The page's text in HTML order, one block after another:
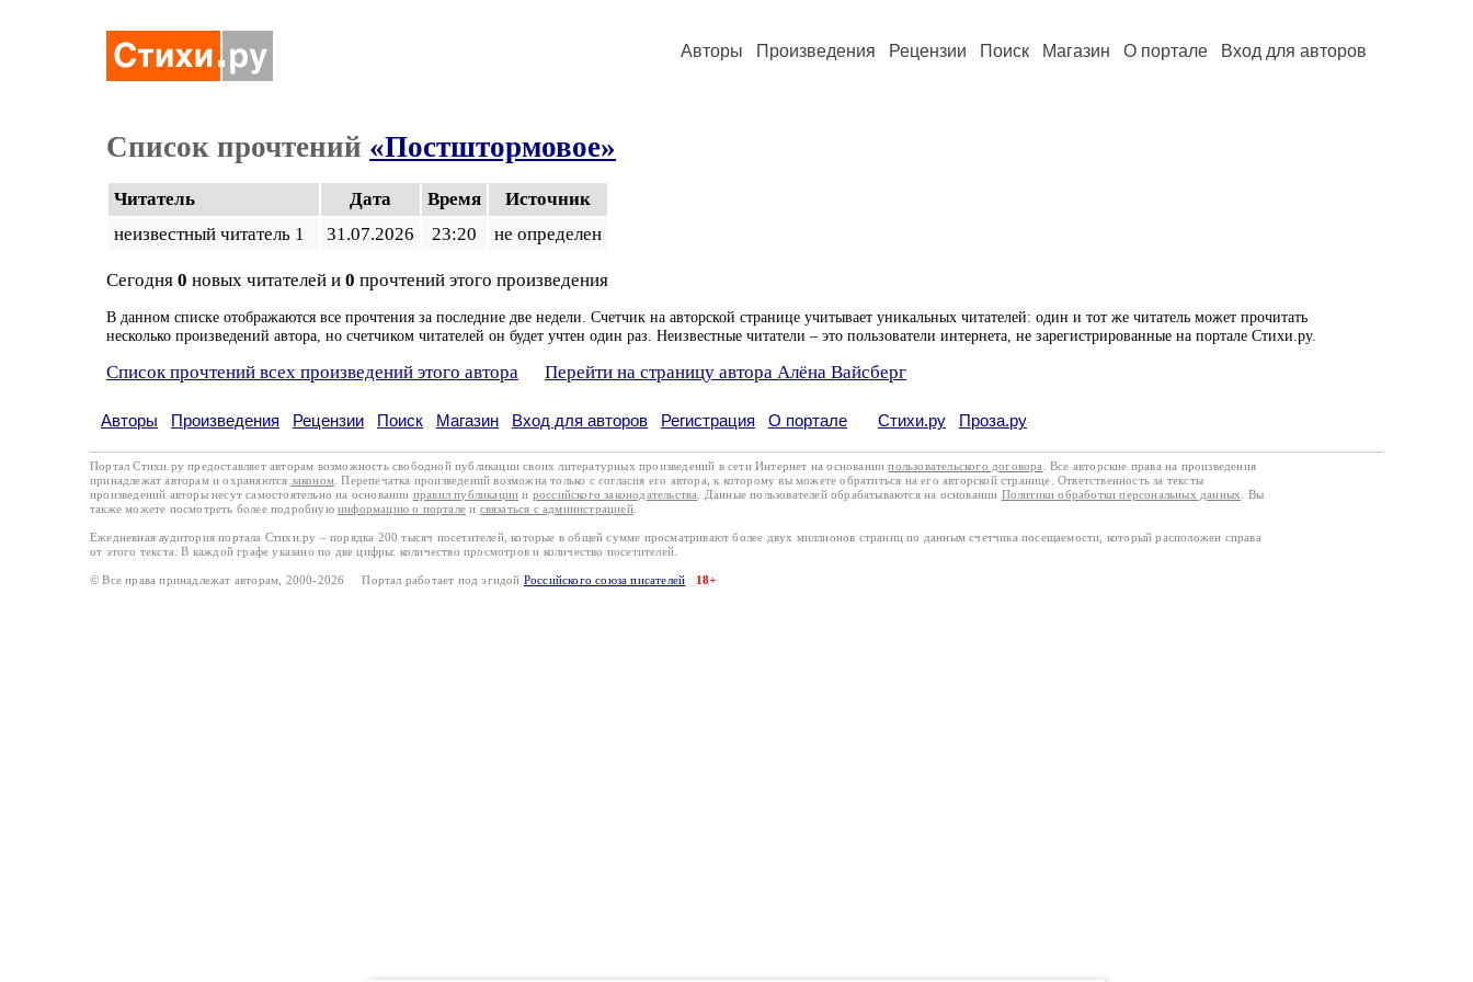
Авторы Произведения Рецензии Поиск Магазин О портале Вход для авторов
Список прочтений «Постштормовое»
Читатель Дата Время
Источник
неизвестный читатель 1
31.07.2026 23:20 не определен
Сегодня 0 новых читателей и 0 прочтений этого произведения
В данном списке отображаются все прочтения за последние две недели. Счетчик на авторской странице учитывает уникальных читателей: один и тот же читатель может прочитать
несколько произведений автора, но счетчиком читателей он будет учтен один раз. Неизвестные читатели – это пользователи интернета, не зарегистрированные на портале Стихи.ру.
Список прочтений всех произведений этого автора Перейти на страницу автора Алёна Вайсберг
Авторы Произведения Рецензии Поиск Магазин Вход для авторов Регистрация О портале Стихи.ру Проза.ру
Портал Стихи.ру предоставляет авторам возможность свободной публикации своих литературных произведений в сети Интернет на основаниипользовательского договора
. Все авторские права на произведения
принадлежат авторам и охраняются законом . Перепечатка произведений возможна только с согласия его автора, к которому вы можете обратиться на его авторской странице. Ответственность за тексты
произведений авторы несут самостоятельно на основании правил публикации и российского законодательства . Данные пользователей обрабатываются на основании Политики обработки персональных данных
. Вы
также можете посмотреть более подробную информацию о портале и связаться с администрацией.
Ежедневная аудитория портала Стихи.ру – порядка 200 тысяч посетителей, которые в общей сумме просматривают более двух миллионов страниц по данным счетчика посещаемости, который расположен справа
от этого текста. В каждой графе указано по две цифры: количество просмотров и количество посетителей.
© Все права принадлежат авторам, 2000-2026 Портал работает под эгидой Российского союза писателей 18+